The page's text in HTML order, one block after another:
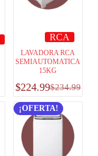
RCA
LAVADORA RCA
SEMIAUTOMATICA
15KG
$234.99
$224.99
¡OFERTA!